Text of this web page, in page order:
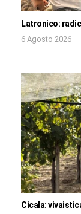
Latronico:
6 Agosto 2026
Cicala: